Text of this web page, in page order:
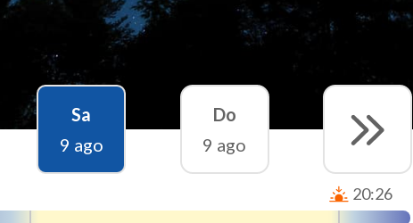
Sa
9 ago
Do
9 ago
20:26